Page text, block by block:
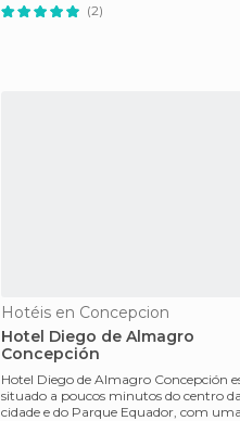
(2)
Hotéis en Concepcion
Hotel Diego de Almagro
Concepción
Hotel Diego de Almagro Concepción
situado a poucos minutos do centro da
cidade e do Parque Equador, com uma